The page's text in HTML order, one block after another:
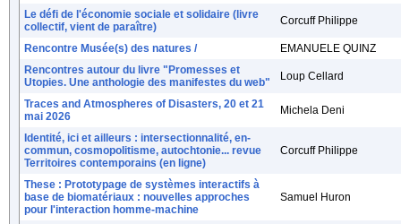
Le défi de l'économie sociale et solidaire (livre
collectif, vient de paraître)
Corcuff Philippe
Rencontre Musée(s) des natures /
EMANUELE QUINZ
Rencontres autour du livre "Promesses et
Utopies. Une anthologie des manifestes du web"
Loup Cellard
Traces and Atmospheres of Disasters, 20 et 21
mai 2026
Michela Deni
Identité, ici et ailleurs : intersectionnalité, en-
commun, cosmopolitisme, autochtonie... revue
Territoires contemporains (en ligne)
Corcuff Philippe
These : Prototypage de systèmes interactifs à
base de biomatériaux : nouvelles approches
pour l'interaction homme-machine
Samuel Huron